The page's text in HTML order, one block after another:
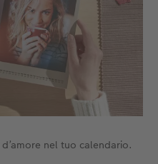
nel tuo calendario.